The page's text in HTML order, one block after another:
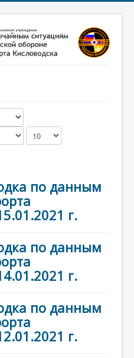
по данным
г.
по данным
г.
по данным
г.